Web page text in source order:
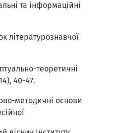
та інформаційні
літературознавчої
теоретичні
40-47.
методичні основи